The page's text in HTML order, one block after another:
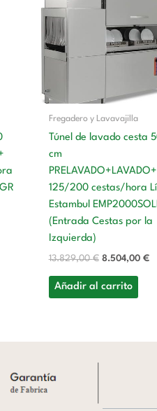
€.
Fregadero y Lavavajilla
Túnel de lavado cesta
cm
125/200 cestas/hora
Estambul
(Entrada Cestas por la
Izquierda)
13.829,00€
era:
13.829,00 €.
8.504,00 €
Añadir al carrito